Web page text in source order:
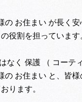
の お住まい が長く
役割を担っています
なく 保護 （ コーテ
の お住まい と、皆様
ります。